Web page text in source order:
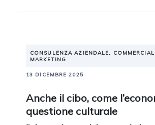
CONSULENZA AZIENDALE,
MARKETING
13 DICEMBRE 2025
Anche il cibo, come
questione culturale